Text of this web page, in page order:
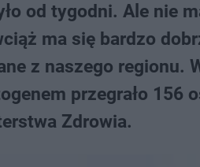
od tygodni. Ale nie
ma się bardzo
z naszego regionu.
przegrało 156
Zdrowia.